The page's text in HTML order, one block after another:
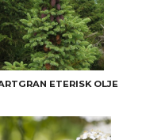
ETERISK OLJE